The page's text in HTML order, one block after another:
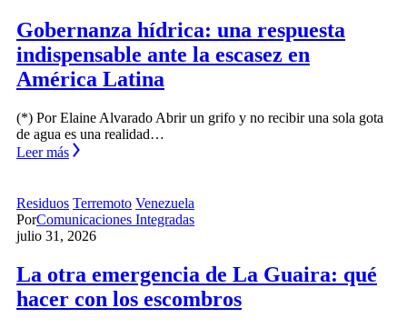
Gobernanza hídrica: una respuesta
indispensable ante la escasez en
América Latina
(*) Por Elaine Alvarado Abrir un grifo y no recibir una sola gota
de agua es una realidad…
Leer más
Residuos Terremoto Venezuela
PorComunicaciones Integradas
julio 31, 2026
La otra emergencia de La Guaira: qué
hacer con los escombros